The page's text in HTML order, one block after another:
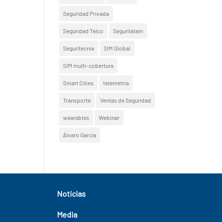
Seguridad Privada
Seguridad Telco Segurilatam
Seguritecnia SIM Global
SIM multi-cobertura
Smart Cities telemetría
Transporte Ventas de Seguridad
wearables Webinar
Álvaro García
Noticias
Media